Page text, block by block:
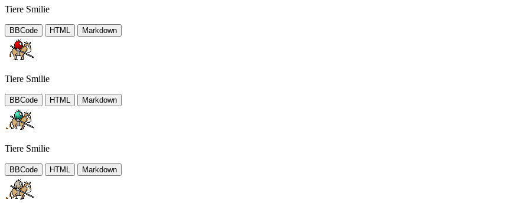
Tiere Smilie
BBCode HTML Markdown
Tiere Smilie
BBCode HTML Markdown
Tiere Smilie
BBCode HTML Markdown